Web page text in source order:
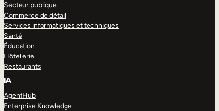
Secteur publique
Commerce de détail
Services informatiques et techniques
Santé
Éducation
Hôtellerie
Restaurants
IA
AgentHub
Enterprise Knowledge